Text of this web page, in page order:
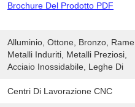
Brochure Del Prodotto PDF
Alluminio, Ottone, Bronzo, Rame,
Metalli Induriti, Metalli Preziosi,
Acciaio Inossidabile, Leghe Di
Centri Di Lavorazione CNC